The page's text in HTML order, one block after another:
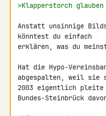
>Klapperstorch
Anstatt unsinnige
könntest du einfach
erklären, was du
Hat die Hypo-
abgespalten, weil sie
2003 eigentlich pleite
Bundes-Steinbrück